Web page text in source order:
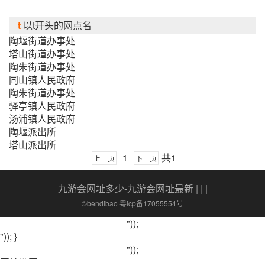
t 以t开头的网点名
陶堰街道办事处
塔山街道办事处
陶朱街道办事处
同山镇人民政府
陶朱街道办事处
驿亭镇人民政府
汤浦镇人民政府
陶堰派出所
塔山派出所
上一页 1 下一页 共1
九游会网址多少-九游会网址最新| | |
©bendibao 粤icp备17055554号
"));
")); }
"));